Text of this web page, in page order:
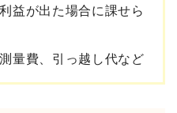
益が出た場合に課せら
量費、引っ越し代など